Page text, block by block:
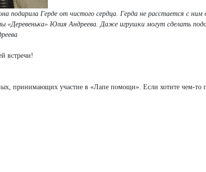
подарила Герде от чистого сердца. Герда не расстается с
«Деревенька» Юлия Андреева. Даже игрушки могут сделать
встречи!
принимающих участие в «Лапе помощи». Если хотите чем-то
Кот»